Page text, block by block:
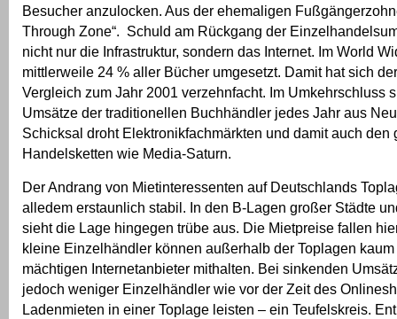
Besucher anzulocken. Aus der ehemaligen
Through Zone“. Schuld am Rückgang der
nicht nur die Infrastruktur, sondern das Internet. Im World
mittlerweile 24 % aller Bücher umgesetzt. Damit hat sich
Vergleich zum Jahr 2001 verzehnfacht. Im Umkehrschluss
Umsätze der traditionellen Buchhändler jedes Jahr aus
Schicksal droht Elektronikfachmärkten und damit auch den
Handelsketten wie Media-Saturn.
Der Andrang von Mietinteressenten auf Deutschlands
alledem erstaunlich stabil. In den B-Lagen großer Städte
sieht die Lage hingegen trübe aus. Die Mietpreise fallen
kleine Einzelhändler können außerhalb der Toplagen
mächtigen Internetanbieter mithalten. Bei sinkenden
jedoch weniger Einzelhändler wie vor der Zeit des
Ladenmieten in einer Toplage leisten – ein Teufelskreis.